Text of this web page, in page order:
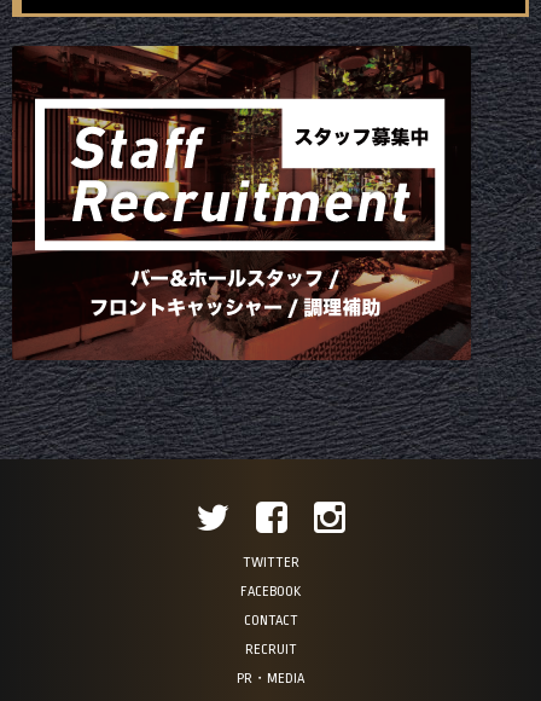
TWITTER
FACEBOOK
CONTACT
RECRUIT
PR・MEDIA